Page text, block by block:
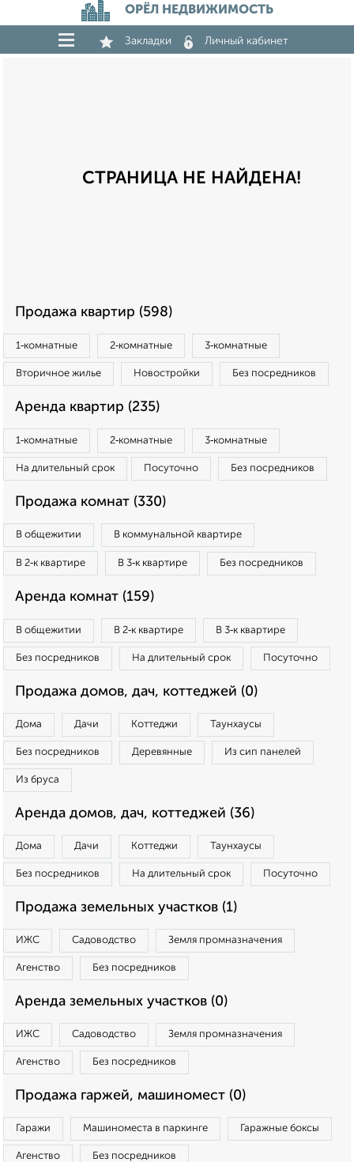
ОРЁЛ НЕДВИЖИМОСТЬ
Закладки Личный кабинет
СТРАНИЦА НЕ НАЙДЕНА!
Продажа квартир (598)
1‑комнатные 2‑комнатные 3‑комнатные
Вторичное жилье Новостройки Без посредников
Аренда квартир (235)
1‑комнатные 2‑комнатные 3‑комнатные
На длительный срок Посуточно Без посредников
Продажа комнат (330)
В общежитии В коммунальной квартире
В 2‑к квартире В 3‑к квартире Без посредников
Аренда комнат (159)
В общежитии В 2‑к квартире В 3‑к квартире
Без посредников На длительный срок Посуточно
Продажа домов, дач, коттеджей (0)
Дома Дачи Коттеджи Таунхаусы
Без посредников Деревянные Из сип панелей
Из бруса
Аренда домов, дач, коттеджей (36)
Дома Дачи Коттеджи Таунхаусы
Без посредников На длительный срок Посуточно
Продажа земельных участков (1)
ИЖС Садоводство Земля промназначения
Агенство Без посредников
Аренда земельных участков (0)
ИЖС Садоводство Земля промназначения
Агенство Без посредников
Продажа гаржей, машиномест (0)
Гаражи Машиноместа в паркинге Гаражные боксы
Агенство Без посредников